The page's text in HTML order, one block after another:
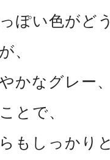
ぽい色がど
、
かなグレー
とで、
もしっかり